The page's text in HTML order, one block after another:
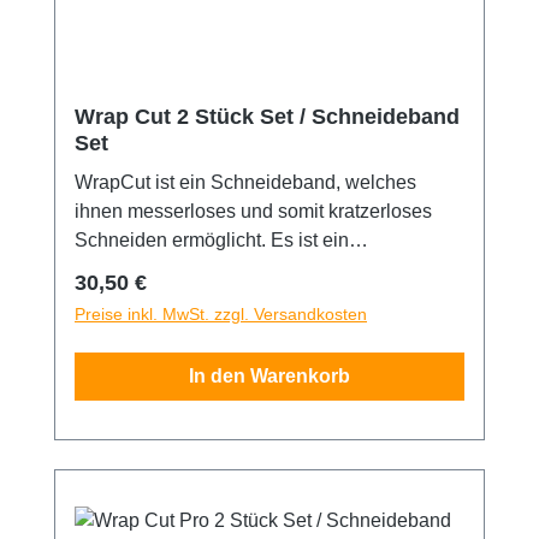
Wrap Cut 2 Stück Set / Schneideband
Set
WrapCut ist ein Schneideband, welches
ihnen messerloses und somit kratzerloses
Schneiden ermöglicht. Es ist ein
Folienarbeiten im Bereich Werbetechnik und
Car Wrapping. Ein Nylonfaden, welcher in
dem Band verläuft lässt sie Ihre Folie ohne
Messer auf dem Autolack schneiden. So
Autolackes und darüber hinaus sparen sie
noch wertvolle Zeit.
Regulärer Preis:
30,50 €
Preise inkl. MwSt. zzgl. Versandkosten
In den Warenkorb